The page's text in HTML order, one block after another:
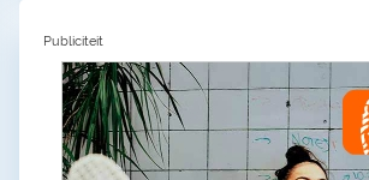
Publiciteit